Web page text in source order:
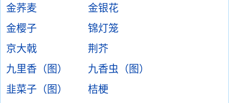
金荞麦
金银花
金樱子
锦灯笼
京大戟
荆芥
九里香（图）
九香虫（图）
韭菜子（图）
桔梗